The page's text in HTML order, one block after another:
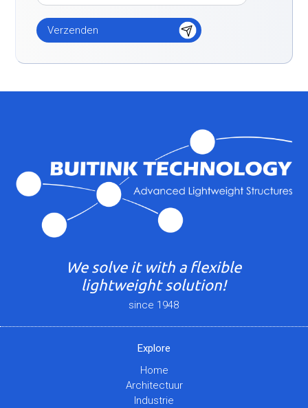
We solve it with a flexible
lightweight solution!
since 1948
Explore
Home
Architectuur
Industrie